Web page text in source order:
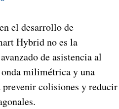
el desarrollo de
Hybrid no es la
de asistencia al
milimétrica y una
colisiones y reducir